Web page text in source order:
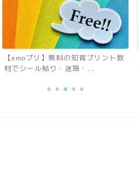
【emoプリ】無料の知育プリント教
材でシール貼り・迷路・...